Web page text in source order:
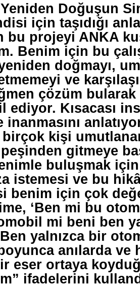
Doğuşun
için taşıdığı
bu projeyi ANKA
Benim için bu
doğmayı,
ve
çözüm
ediyor. Kısacası
kişi
gitmeye
buluşmak
istemesi ve bu
benim için çok
‘Ben mi bu
mi beni ben
yalnızca bir
anılarda ve
eser ortaya
ifadelerini